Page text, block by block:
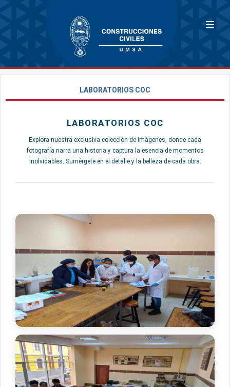
LABORATORIOS COC
LABORATORIOS COC
Explora nuestra exclusiva colección de imágenes, donde cada
fotografía narra una historia y captura la esencia de momentos
inolvidables. Sumérgete en el detalle y la belleza de cada obra.